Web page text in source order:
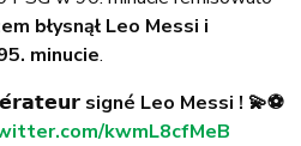
błysnął Leo Messi i
minucie.
signé Leo Messi ! 💫⚽️
kwmL8cfMeB